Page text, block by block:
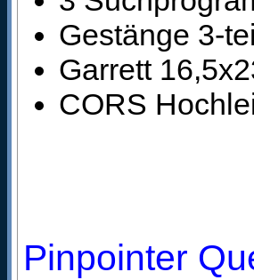
Gestänge 3-
Garrett
CORS
Pinpointer